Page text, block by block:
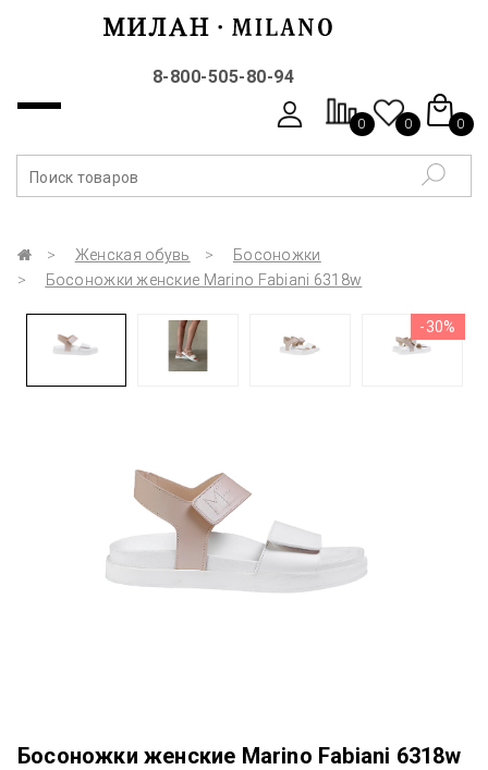
8-800-505-80-94
0 0 0
Женская обувь
Босоножки
Босоножки женские Marino Fabiani 6318w
-30%
Босоножки женские Marino Fabiani 6318w